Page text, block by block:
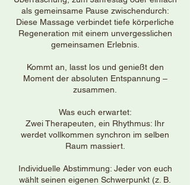
als gemeinsame Pause zwischendurch:
Diese Massage verbindet tiefe körperliche
Regeneration mit einem unvergesslichen
gemeinsamen Erlebnis.
Kommt an, lasst los und genießt den
Moment der absoluten Entspannung –
zusammen.
Was euch erwartet:
Zwei Therapeuten, ein Rhythmus: Ihr
werdet vollkommen synchron im selben
Raum massiert.
Individuelle Abstimmung: Jeder von euch
wählt seinen eigenen Schwerpunkt (z. B.